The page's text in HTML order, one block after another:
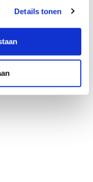
Details tonen